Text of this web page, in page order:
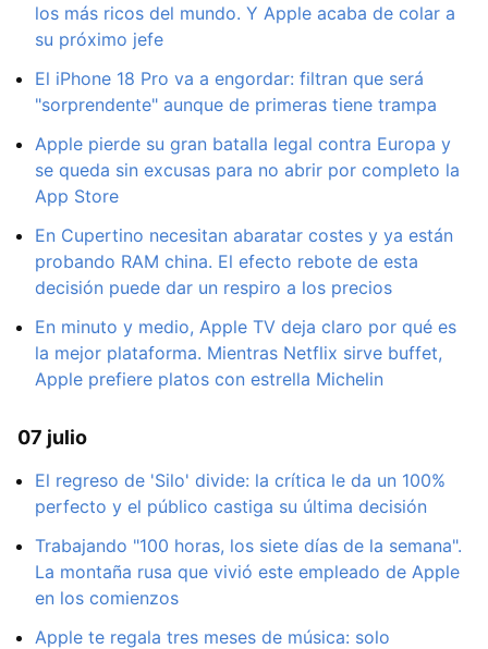
los más ricos del mundo. Y Apple acaba de colar a
su próximo jefe
El iPhone 18 Pro va a engordar: filtran que será
"sorprendente" aunque de primeras tiene trampa
Apple pierde su gran batalla legal contra Europa y
se queda sin excusas para no abrir por completo la
App Store
En Cupertino necesitan abaratar costes y ya están
probando RAM china. El efecto rebote de esta
decisión puede dar un respiro a los precios
En minuto y medio, Apple TV deja claro por qué es
la mejor plataforma. Mientras Netflix sirve buffet,
Apple prefiere platos con estrella Michelin
07 julio
El regreso de 'Silo' divide: la crítica le da un 100%
perfecto y el público castiga su última decisión
Trabajando "100 horas, los siete días de la semana".
La montaña rusa que vivió este empleado de Apple
en los comienzos
Apple te regala tres meses de música: solo